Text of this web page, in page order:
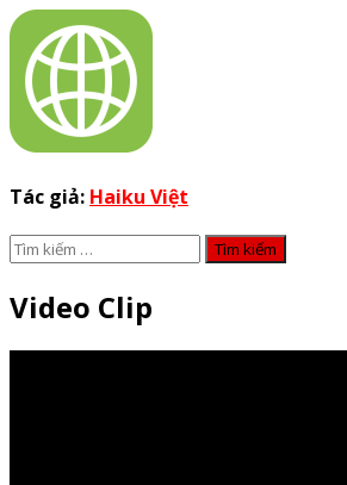
Tác giả: Haiku Việt
Tìm
cho:
Video Clip